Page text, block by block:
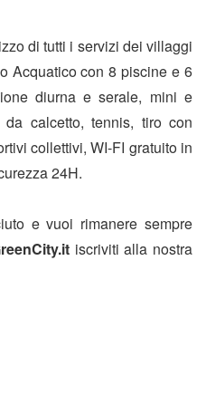
di tutti i servizi dei villaggi
Acquatico con 8 piscine e 6
diurna e serale, mini e
calcetto, tennis, tiro con
collettivi, WI-FI gratuito in
24H.
e vuoi rimanere sempre
iscriviti alla nostra